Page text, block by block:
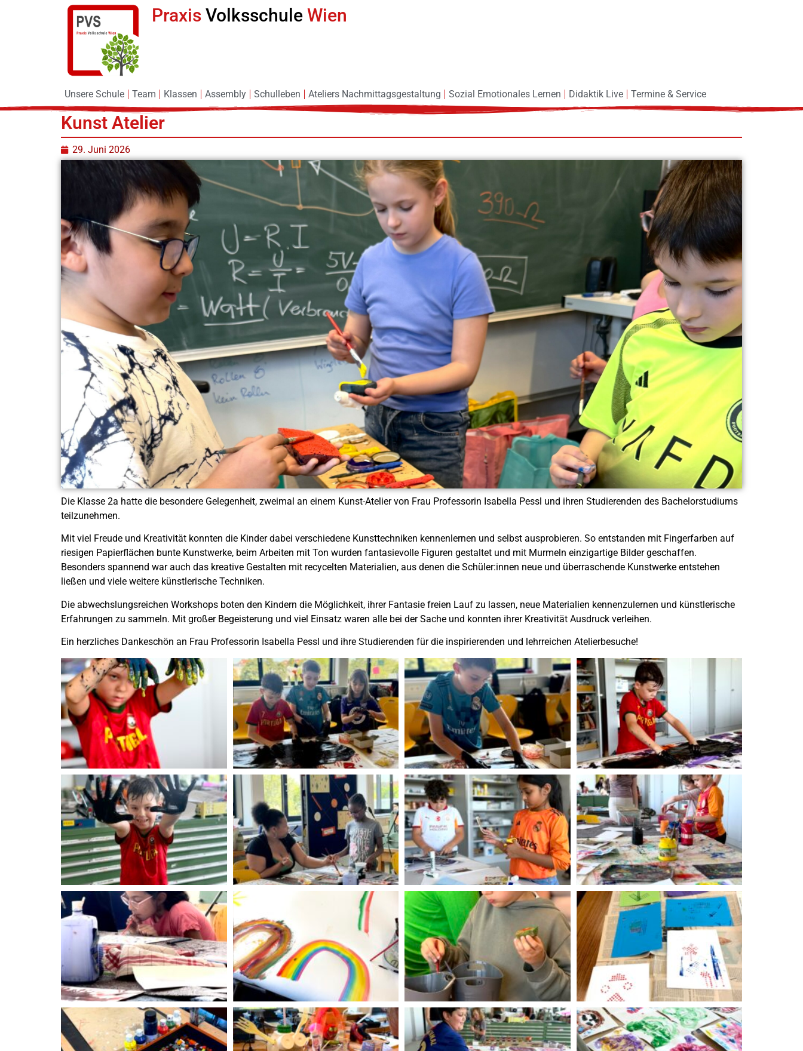
Praxis VolksschuleWien
Unsere Schule Team Klassen Assembly Schulleben Ateliers Nachmittagsgestaltung Sozial Emotionales Lernen Didaktik Live Termine & Service
Kunst Atelier
29. Juni 2026
Die Klasse 2a hatte die besondere Gelegenheit, zweimal an einem Kunst-Atelier von Frau Professorin Isabella Pessl und ihren Studierenden des Bachelorstudiums
teilzunehmen.
Mit viel Freude und Kreativität konnten die Kinder dabei verschiedene Kunsttechniken kennenlernen und selbst ausprobieren. So entstanden mit Fingerfarben auf
riesigen Papierflächen bunte Kunstwerke, beim Arbeiten mit Ton wurden fantasievolle Figuren gestaltet und mit Murmeln einzigartige Bilder geschaffen.
Besonders spannend war auch das kreative Gestalten mit recycelten Materialien, aus denen die Schüler:innen neue und überraschende Kunstwerke entstehen
ließen und viele weitere künstlerische Techniken.
Die abwechslungsreichen Workshops boten den Kindern die Möglichkeit, ihrer Fantasie freien Lauf zu lassen, neue Materialien kennenzulernen und künstlerische
Erfahrungen zu sammeln. Mit großer Begeisterung und viel Einsatz waren alle bei der Sache und konnten ihrer Kreativität Ausdruck verleihen.
Ein herzliches Dankeschön an Frau Professorin Isabella Pessl und ihre Studierenden für die inspirierenden und lehrreichen Atelierbesuche!